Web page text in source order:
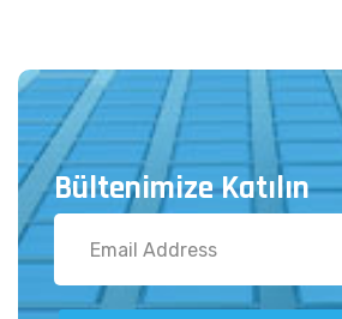
Bültenimize Katılın